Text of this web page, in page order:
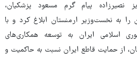
نصیرزاده پیام گرم مسعود پزشکیان،
را به نخست‌وزیر ارمنستان ابلاغ کرد و با
اسلامی ایران به توسعه همکاری‌های
از حمایت قاطع ایران نسبت به حاکمیت و